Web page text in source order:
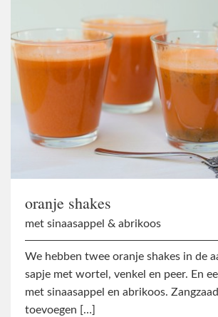
oranje shakes
met sinaasappel & abrikoos
We hebben twee oranje shakes in de
sapje met wortel, venkel en peer. En
met sinaasappel en abrikoos.
toevoegen […]